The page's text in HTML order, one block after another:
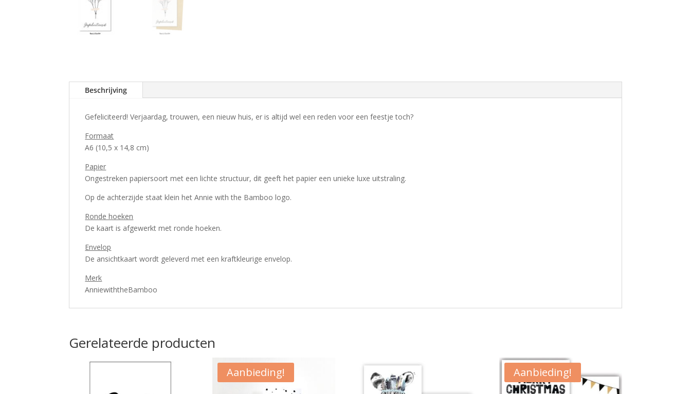
Beschrijving
Gefeliciteerd! Verjaardag, trouwen, een nieuw huis, er is altijd wel een reden voor een feestje toch?
Formaat
A6 (10,5 x 14,8 cm)
Papier
Ongestreken papiersoort met een lichte structuur, dit geeft het papier een unieke luxe uitstraling.
Op de achterzijde staat klein het Annie with the Bamboo logo.
Ronde hoeken
De kaart is afgewerkt met ronde hoeken.
Envelop
De ansichtkaart wordt geleverd met een kraftkleurige envelop.
Merk
AnniewiththeBamboo
Gerelateerde producten
Aanbieding! Aanbieding!